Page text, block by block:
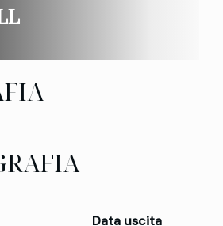
Data uscita